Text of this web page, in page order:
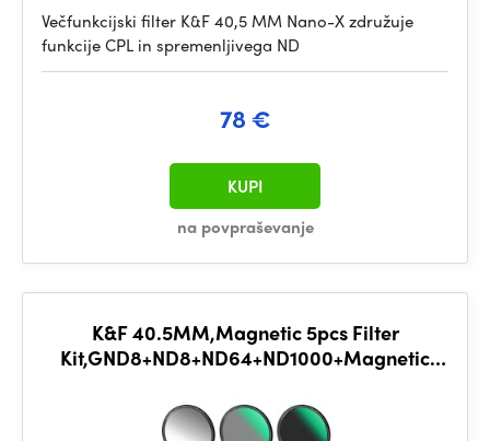
Večfunkcijski filter K&F 40,5 MM Nano-X združuje
funkcije CPL in spremenljivega ND
78 €
na povpraševanje
KUPI
K&F 40.5MM,Magnetic 5pcs Filter
Kit,GND8+ND8+ND64+ND1000+Magnetic